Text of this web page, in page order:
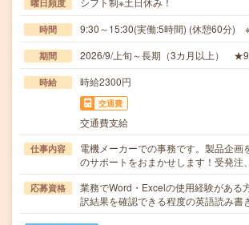
曜日頻度
時間 9:30～15:30(実働:5時間) (休憩60分)
期間 2026/9/上旬～長期（3カ月以上） ★9
時給 時給2300円
交通費
交通費支給
仕事内容
電機メーカーでの事務です。製品企画
のサポートをおまかせします！受発
応募資格
業務でWord・Excelの使用経験がある
訳結果を確認できる程度の英語読み